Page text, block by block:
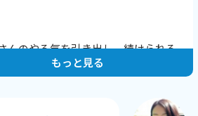
んのやる気を引き出し、続けられる
ンを心がけています。
に向けてサポートすることで、やる気
もっと見る